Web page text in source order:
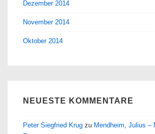
Dezember 2014
November 2014
Oktober 2014
NEUESTE KOMMENTARE
Peter Siegfried Krug zu Mendheim, Julius –